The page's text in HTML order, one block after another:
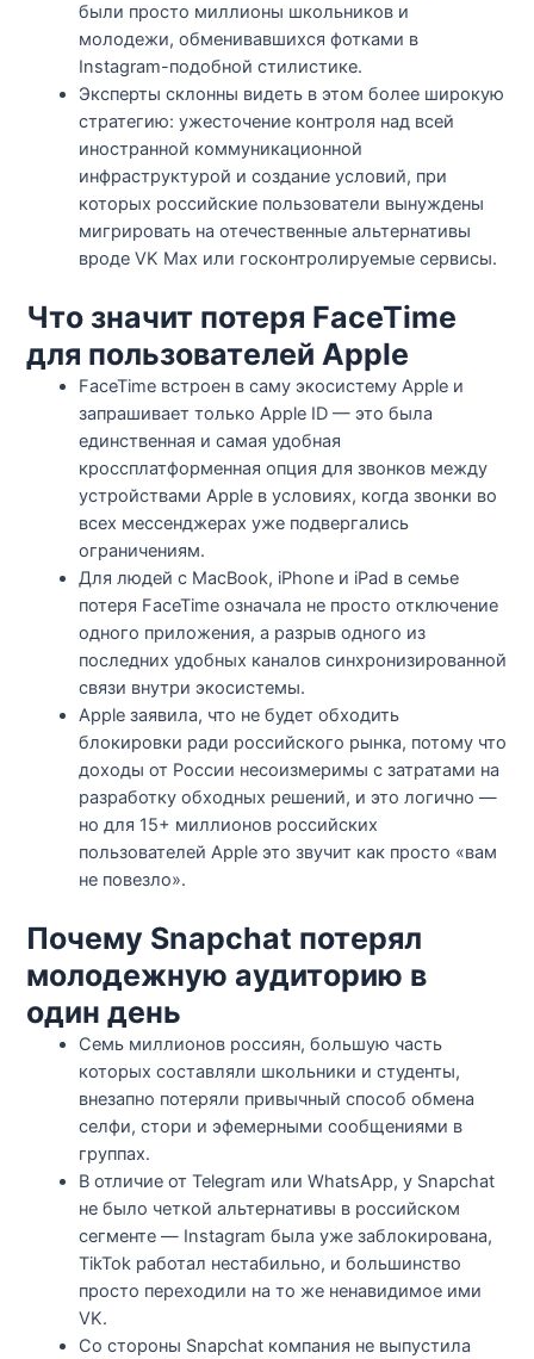
были просто миллионы школьников и
молодежи, обменивавшихся фотками в
Instagram-подобной стилистике.​
Эксперты склонны видеть в этом более широкую
стратегию: ужесточение контроля над всей
иностранной коммуникационной
инфраструктурой и создание условий, при
которых российские пользователи вынуждены
мигрировать на отечественные альтернативы
вроде VK Max или госконтролируемые сервисы.​
Что значит потеря FaceTime
для пользователей Apple
FaceTime встроен в саму экосистему Apple и
запрашивает только Apple ID — это была
единственная и самая удобная
кроссплатформенная опция для звонков между
устройствами Apple в условиях, когда звонки во
всех мессенджерах уже подвергались
ограничениям.​
Для людей с MacBook, iPhone и iPad в семье
потеря FaceTime означала не просто отключение
одного приложения, а разрыв одного из
последних удобных каналов синхронизированной
связи внутри экосистемы.​
Apple заявила, что не будет обходить
блокировки ради российского рынка, потому что
доходы от России несоизмеримы с затратами на
разработку обходных решений, и это логично —
но для 15+ миллионов российских
пользователей Apple это звучит как просто «вам
не повезло».​
Почему Snapchat потерял
молодежную аудиторию в
один день
Семь миллионов россиян, большую часть
которых составляли школьники и студенты,
внезапно потеряли привычный способ обмена
селфи, стори и эфемерными сообщениями в
группах.​
В отличие от Telegram или WhatsApp, у Snapchat
не было четкой альтернативы в российском
сегменте — Instagram была уже заблокирована,
TikTok работал нестабильно, и большинство
просто переходили на то же ненавидимое ими
VK.​
Со стороны Snapchat компания не выпустила